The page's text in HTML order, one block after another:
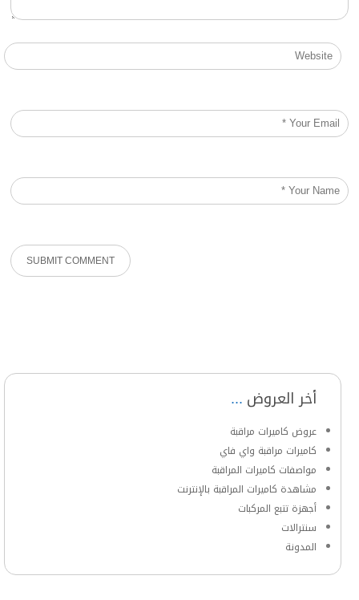
أخر العروض
عروض كاميرات مراقبة
كاميرات مراقبة واي فاي
مواصفات كاميرات المراقبة
مشاهدة كاميرات المراقبة بالإنترنت
أجهزة تتبع المركبات
سنترالات
المدونة